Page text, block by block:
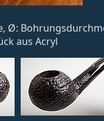
Ø:
aus Acryl